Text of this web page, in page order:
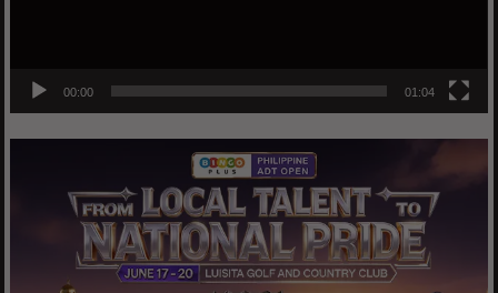
00:00 01:04